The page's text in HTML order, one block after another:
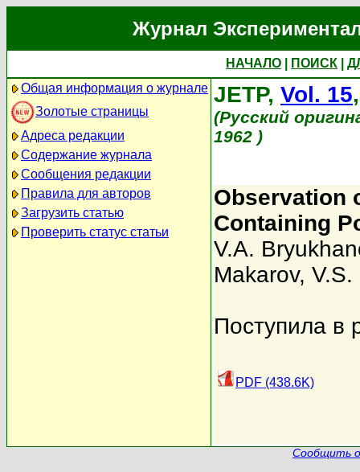
Журнал
НАЧАЛО ПОИСК
Общая информация о журнале
Золотые страницы
Адреса редакции
Содержание журнала
Сообщения редакции
Правила для авторов
Загрузить статью
Проверить статус статьи
JETP, Vol. 15
(Русский
1962 )
Observation
Containing
V.A.
Makarov, V.S.
Поступила в
PDF (438.6K)
Сообщить о